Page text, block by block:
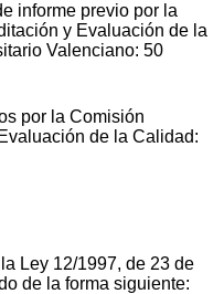
informe previo por la
y Evaluación de la
Valenciano: 50
por la Comisión
de la Calidad:
Ley 12/1997, de 23 de
de la forma siguiente: